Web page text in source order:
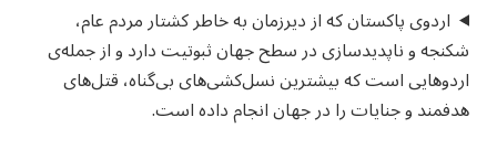
اردوی پاکستان که از دیرزمان به خاطر کشتار مردم عام،
شکنجه و ناپدیدسازی در سطح جهان ثبوتیت دارد و از جمله‌ی
اردوهایی است که بیشترین نسل‌کشی‌های بی‌گناه، قتل‌های
هدفمند و جنایات را در جهان انجام داده است.